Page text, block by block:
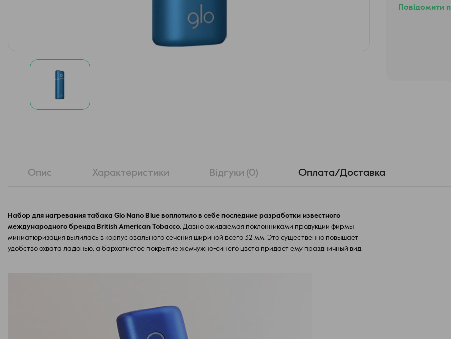
Повідомити
Опис Характеристики Відгуки (0) Оплата/Доставка
Набор для нагревания табака Glo Nano Blue воплотило в себе последние разработки известного
международного бренда British American Tobacco. Давно ожидаемая поклонниками продукции фирмы
миниатюризация вылилась в корпус овального сечения шириной всего 32 мм. Это существенно повышает
удобство охвата ладонью, а бархатистое покрытие жемчужно-синего цвета придает ему праздничный вид.